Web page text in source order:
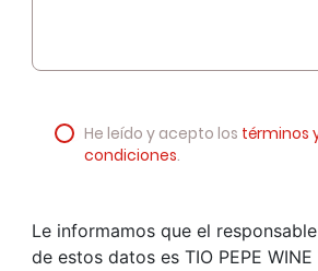
He leído y acepto los términos
condiciones.
Le informamos que el
de estos datos es TIO PEPE WINE